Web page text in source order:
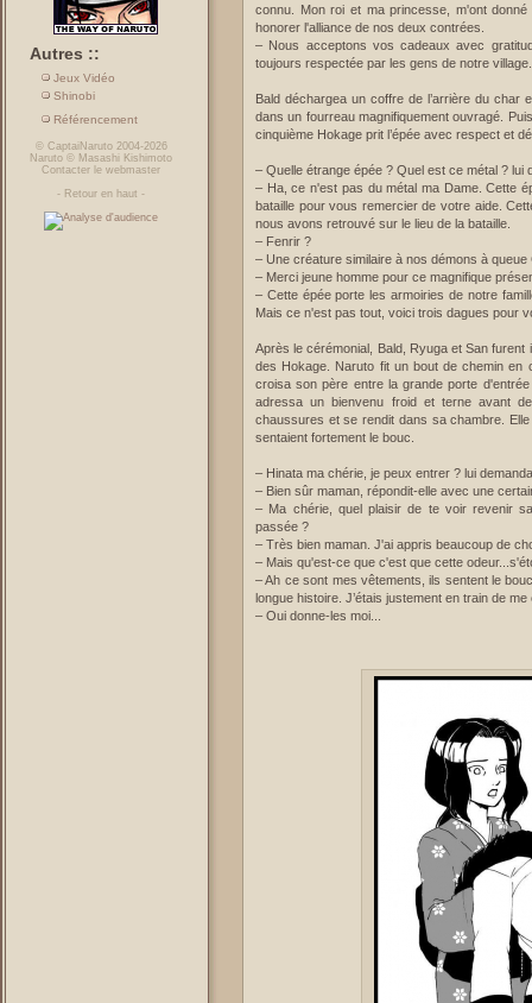
Autres ::
Jeux Vidéo
Shinobi
Référencement
© CaptaiNaruto2004-2026
Naruto © Masashi Kishimoto
Contacter le webmaster
- Retour en haut -
connu. Mon roi et ma princesse, m'ont
honorer l'alliance de nos deux contrées.
– Nous acceptons vos cadeaux avec
toujours respectée par les gens de notre
Bald déchargea un coffre de l’arrière du char
dans un fourreau magnifiquement ouvragé.
cinquième Hokage prit l’épée avec respect et
– Quelle étrange épée ? Quel est ce métal ? lui
– Ha, ce n'est pas du métal ma Dame. Cette
bataille pour vous remercier de votre aide.
nous avons retrouvé sur le lieu de la bataille.
– Fenrir ?
– Une créature similaire à nos démons à
– Merci jeune homme pour ce magnifique
– Cette épée porte les armoiries de notre
Mais ce n'est pas tout, voici trois dagues pour
Après le cérémonial, Bald, Ryuga et San
des Hokage. Naruto fit un bout de chemin en
croisa son père entre la grande porte
adressa un bienvenu froid et terne avant
chaussures et se rendit dans sa chambre.
sentaient fortement le bouc.
– Hinata ma chérie, je peux entrer ? lui
– Bien sûr maman, répondit-elle avec une
– Ma chérie, quel plaisir de te voir revenir
passée ?
– Très bien maman. J'ai appris beaucoup de
– Mais qu'est-ce que c'est que cette
– Ah ce sont mes vêtements, ils sentent le
longue histoire. J’étais justement en train de
– Oui donne-les moi...